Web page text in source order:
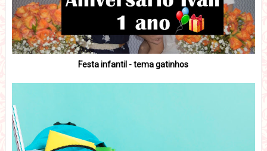
Festa infantil - tema gatinhos